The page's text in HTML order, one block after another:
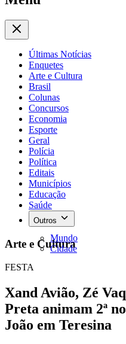
Últimas Notícias
Enquetes
Arte e Cultura
Brasil
Colunas
Concursos
Economia
Esporte
Geral
Polícia
Política
Editais
Municípios
Educação
Saúde
Outros
Mundo
Cidade
Arte e Cultura
FESTA
Xand Avião, Zé
Preta animam 2ª
João em Teresina